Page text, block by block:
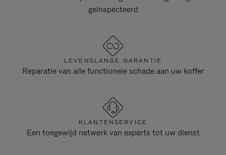
geïnspecteerd
LEVENSLANGE GARANTIE
Reparatie van alle functionele schade aan uw koffer
KLANTENSERVICE
Een toegewijd netwerk van experts tot uw dienst